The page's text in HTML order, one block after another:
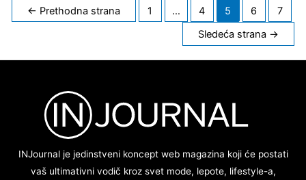
Kretanje
članaka
← Prethodna strana 1 … 4 5 6
7
Sledeća strana →
INJournal je jedinstveni koncept web magazina koji će postati
vaš ultimativni vodič kroz svet mode, lepote, lifestyle-a,